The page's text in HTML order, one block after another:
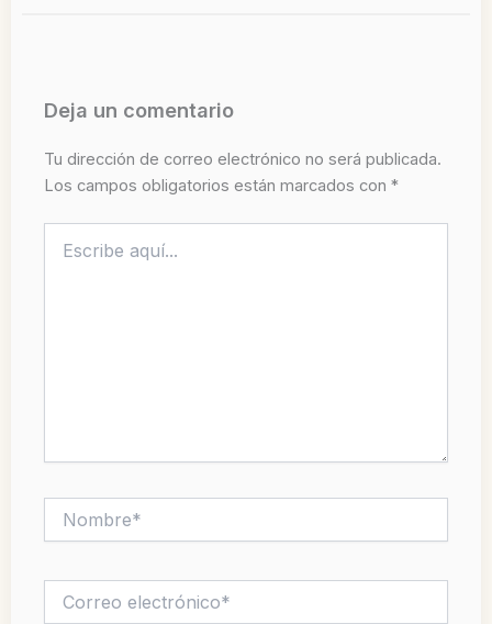
Deja un comentario
Tu dirección de correo electrónico no será publicada.
Los campos obligatorios están marcados con *
aquí...
electrónico*